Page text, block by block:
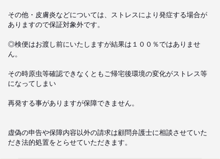
その他・皮膚炎などについては、ストレスにより発症する場合が
ありますので保証対象外です。
◎検便はお渡し前にいたしますが結果は１００％ではありませ
ん。
その時原虫等確認できなくともご帰宅後環境の変化がストレス等
になってしまい
再発する事がありますが保障できません。
虚偽の申告や保障内容以外の請求は顧問弁護士に相談させていた
だき法的処置をとらせていただきます。